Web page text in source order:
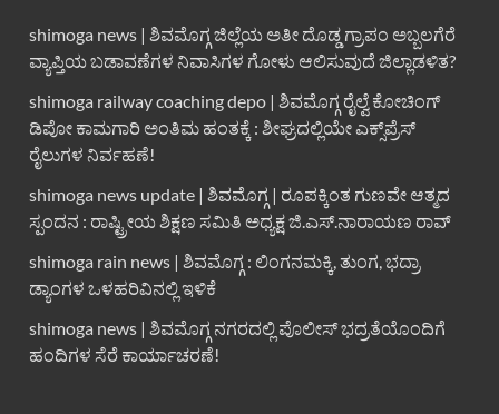
shimoga news | ಶಿವಮೊಗ್ಗ ಜಿಲ್ಲೆಯ ಅತೀ ದೊಡ್ಡ ಗ್ರಾಪಂ ಅಬ್ಬಲಗೆರೆ
ವ್ಯಾಪ್ತಿಯ ಬಡಾವಣೆಗಳ ನಿವಾಸಿಗಳ ಗೋಳು ಆಲಿಸುವುದೆ ಜಿಲ್ಲಾಡಳಿತ?
shimoga railway coaching depo | ಶಿವಮೊಗ್ಗ ರೈಲ್ವೆ ಕೋಚಿಂಗ್
ಡಿಪೋ ಕಾಮಗಾರಿ ಅಂತಿಮ ಹಂತಕ್ಕೆ : ಶೀಘ್ರದಲ್ಲಿಯೇ ಎಕ್ಸ್‌ಪ್ರೆಸ್
ರೈಲುಗಳ ನಿರ್ವಹಣೆ!
shimoga news update | ಶಿವಮೊಗ್ಗ | ರೂಪಕ್ಕಿಂತ ಗುಣವೇ ಆತ್ಮದ
ಸ್ಪಂದನ : ರಾಷ್ಟ್ರೀಯ ಶಿಕ್ಷಣ ಸಮಿತಿ ಅಧ್ಯಕ್ಷ ಜಿ.ಎಸ್.ನಾರಾಯಣ ರಾವ್
shimoga rain news | ಶಿವಮೊಗ್ಗ : ಲಿಂಗನಮಕ್ಕಿ, ತುಂಗ, ಭದ್ರಾ
ಡ್ಯಾಂಗಳ ಒಳಹರಿವಿನಲ್ಲಿ ಇಳಿಕೆ
shimoga news | ಶಿವಮೊಗ್ಗ ನಗರದಲ್ಲಿ ಪೊಲೀಸ್ ಭದ್ರತೆಯೊಂದಿಗೆ
ಹಂದಿಗಳ ಸೆರೆ ಕಾರ್ಯಾಚರಣೆ!